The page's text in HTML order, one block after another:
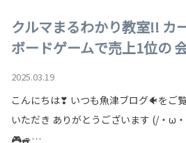
クルマまるわかり教室!! カ
ボードゲームで売上1位の
2025.03.19
こんにちは❣ いつも魚津ブログ🐠をご
いただき ありがとうございます (/・ω
🎮🚙…